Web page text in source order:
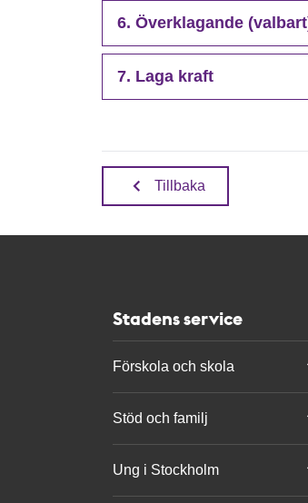
6. Överklagande
7. Laga kraft
Tillbaka
Stadens service
Förskola och skola
Stöd och familj
Ung i Stockholm